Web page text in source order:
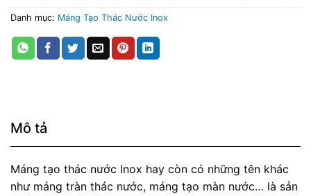
Danh mục: Máng Tạo Thác Nước Inox
Mô tả
Máng tạo thác nước Inox hay còn có những tên khác
như máng tràn thác nước, máng tạo màn nước… là sản